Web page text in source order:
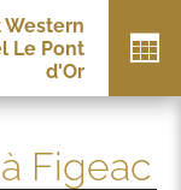
Western
Le Pont
d'Or
Figeac